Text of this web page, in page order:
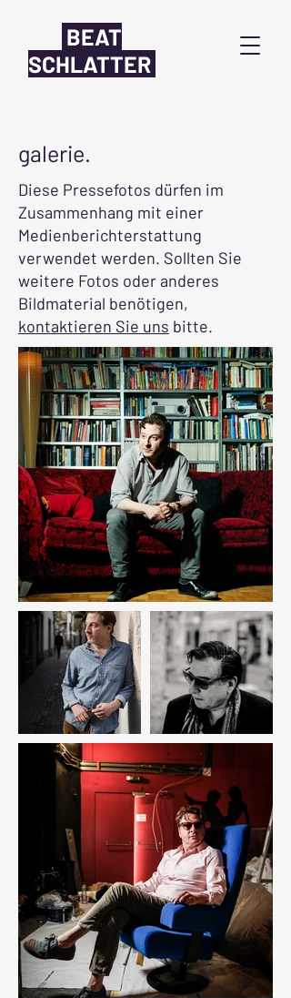
BEAT
SCHLATTER
galerie.
Diese Pressefotos dürfen im
Zusammenhang mit einer
Medienberichterstattung
verwendet werden. Sollten Sie
weitere Fotos oder anderes
Bildmaterial benötigen,
kontaktieren Sie uns bitte.